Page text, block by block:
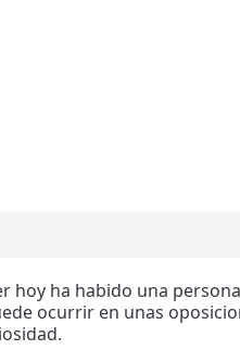
ha habido una
ocurrir en unas